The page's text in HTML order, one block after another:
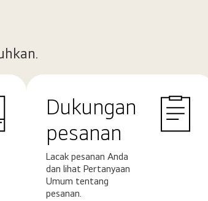
Dukungan
pesanan
Lacak pesanan Anda
dan lihat Pertanyaan
Umum tentang
pesanan.